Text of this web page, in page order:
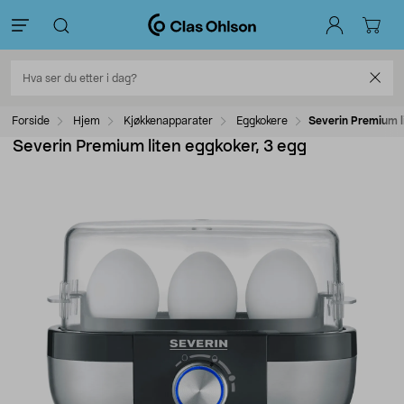
Forside Hjem Kjøkkenapparater Eggkokere Severin Premium
Severin Premium liten eggkoker, 3 egg